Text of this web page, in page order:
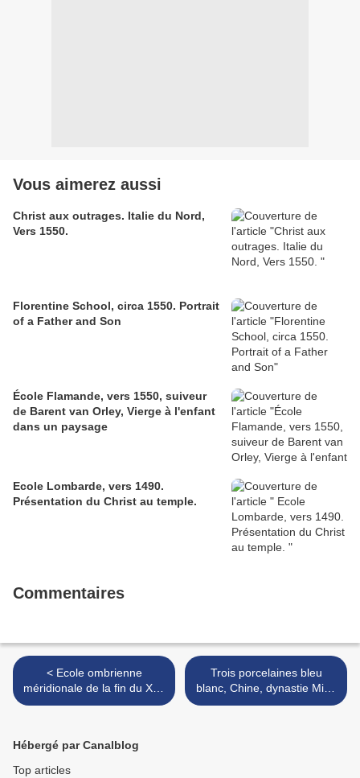
Vous aimerez aussi
Christ aux outrages. Italie du Nord,
Vers 1550.
Florentine School, circa 1550. Portrait
of a Father and Son
École Flamande, vers 1550, suiveur
de Barent van Orley, Vierge à l'enfant
dans un paysage
Ecole Lombarde, vers 1490.
Présentation du Christ au temple.
Commentaires
< Ecole ombrienne
méridionale de la fin du XVe
siècle. Panneau de
Trois porcelaines bleu
blanc, Chine, dynastie Ming
@ Sotheby's Paris >
Hébergé par Canalblog
Top articles